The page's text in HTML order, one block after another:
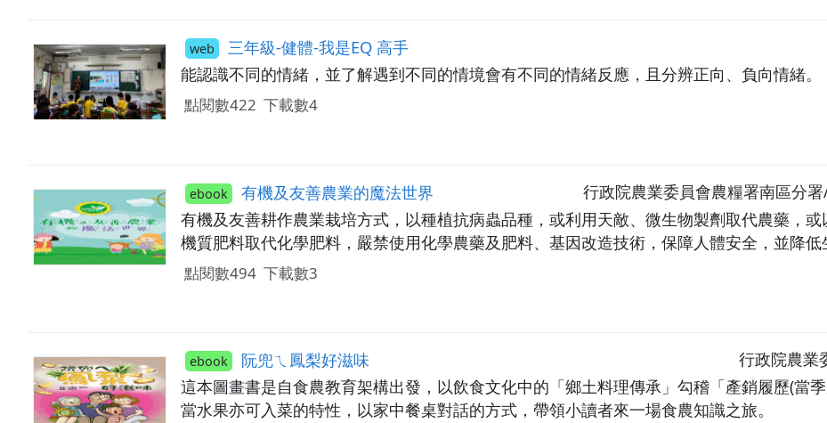
web 三年級-健體-我是EQ 高手
能認識不同的情緒，並了解遇到不同的情境會有不同的情緒反應，且分辨正向、負向情緒。
點閱數422 下載數4
ebook 有機及友善農業的魔法世界 行政院農業委員會農糧署南區分
有機及友善耕作農業栽培方式，以種植抗病蟲品種，或利用天敵、微生物製劑取代農藥，
機質肥料取代化學肥料，嚴禁使用化學農藥及肥料、基因改造技術，保障人體安全，並降低
點閱數494 下載數3
ebook 阮兜ㄟ鳳梨好滋味 行政院農業
這本圖畫書是自食農教育架構出發，以飲食文化中的「鄉土料理傳承」勾稽「產銷履歷(當
當水果亦可入菜的特性，以家中餐桌對話的方式，帶領小讀者來一場食農知識之旅。